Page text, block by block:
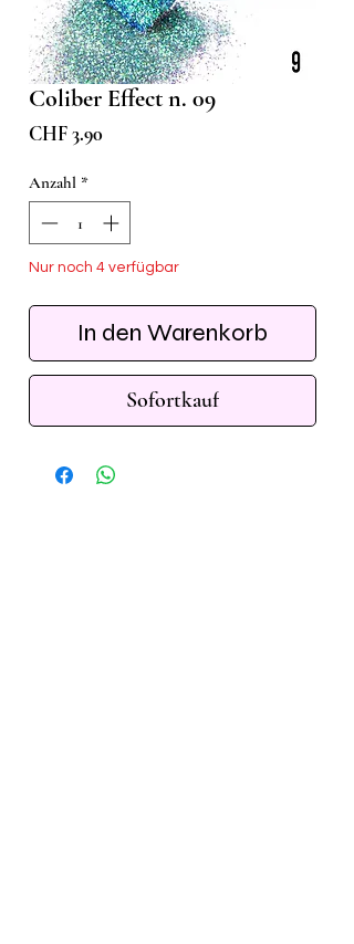
Coliber Effect n. 09
CHF 3.90
Anzahl *
Nur noch 4 verfügbar
In den Warenkorb
Sofortkauf